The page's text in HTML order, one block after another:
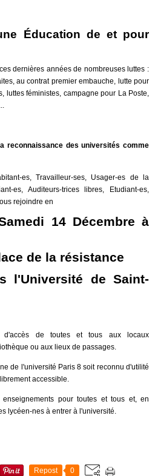
Éducation de et pour
dernières années de nombreuses luttes :
au contrat premier embauche, lutte pour
luttes féministes, campagne pour La Poste,
reconnaissance des universités comme
es, Travailleur-ses, Usager-es de la
es, Auditeurs-trices libres, Etudiant-es,
rejoindre en
14 Décembre à
de la résistance
l'Université de Saint-
d'accès de toutes et tous aux locaux
ou aux lieux de passages.
de l'université Paris 8 soit reconnu d'utilité
accessible.
pour toutes et tous et, en
lycéen-nes à entrer à l'université.
Repost 0